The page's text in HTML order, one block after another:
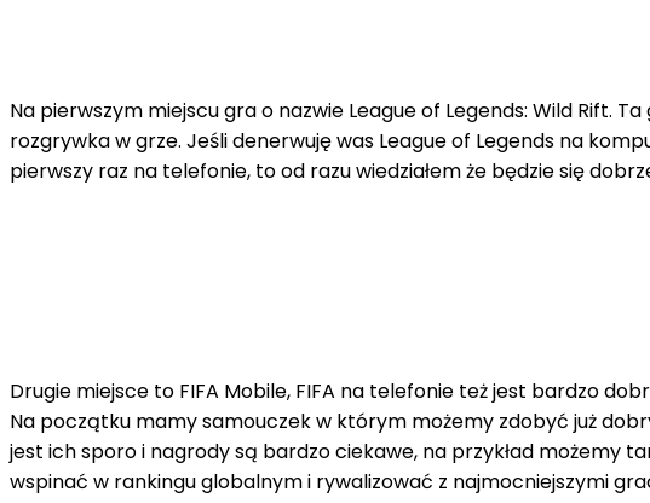
Na pierwszym miejscu gra o nazwie League of Legends: Wild Rift.
rozgrywka w grze. Jeśli denerwuję was League of Legends na
pierwszy raz na telefonie, to od razu wiedziałem że będzie się
Drugie miejsce to FIFA Mobile, FIFA na telefonie też jest bardzo
Na początku mamy samouczek w którym możemy zdobyć już
jest ich sporo i nagrody są bardzo ciekawe, na przykład możemy
wspinać w rankingu globalnym i rywalizować z najmocniejszymi